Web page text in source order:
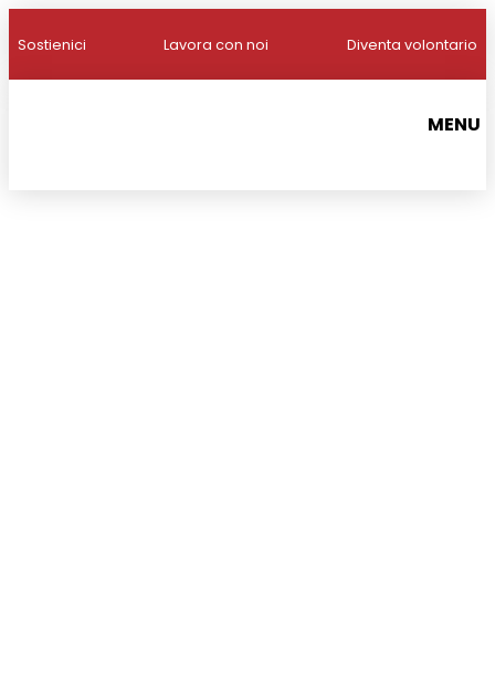
Sostienici Lavora con noi Diventa volontario
MENU